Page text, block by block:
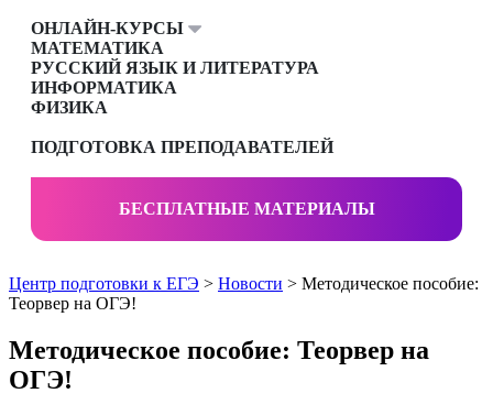
ОНЛАЙН-КУРСЫ
МАТЕМАТИКА
РУССКИЙ ЯЗЫК И ЛИТЕРАТУРА
ИНФОРМАТИКА
ФИЗИКА
ПОДГОТОВКА ПРЕПОДАВАТЕЛЕЙ
БЕСПЛАТНЫЕ МАТЕРИАЛЫ
Центр подготовки к ЕГЭ > Новости > Методическое пособие:
Теорвер на ОГЭ!
Методическое пособие: Теорвер на
ОГЭ!